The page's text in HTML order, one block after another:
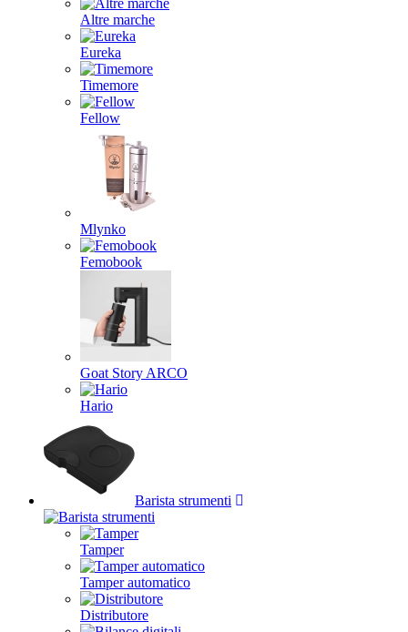
Altre marche
Eureka
Timemore
Fellow
Mlynko
Femobook
Goat Story ARCO
Hario
Barista strumenti
Tamper
Tamper automatico
Distributore